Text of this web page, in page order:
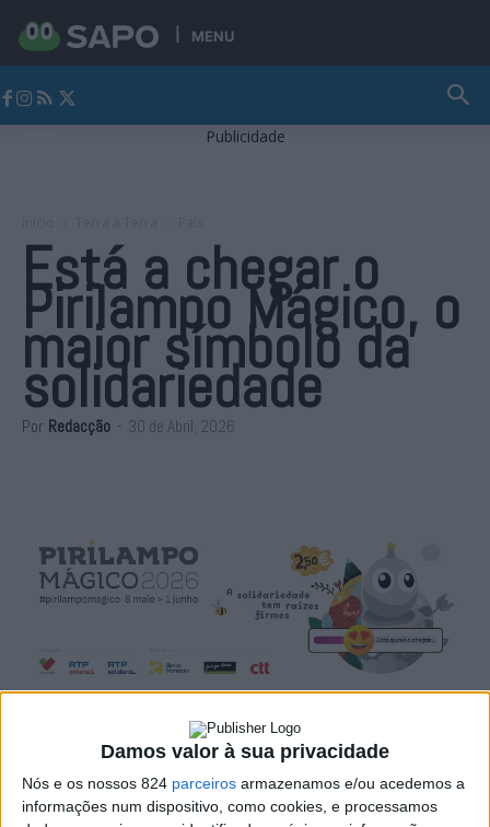
Damos valor à sua privacidade
Nós e os nossos 824 parceiros armazenamos e/ou acedemos a
informações num dispositivo, como cookies, e processamos
MENU
Publicidade
Está a chegar o
Pirilampo Mágico, o
maior símbolo da
solidariedade
Por Redacção - 30 de Abril, 2026
A campanha solidária do Pirilampo Mágico regressa no
próximo dia 8 de Maio, prolongando-se até 1 de Junho,
naquela que será a sua 39.ª edição. A iniciativa mantém-